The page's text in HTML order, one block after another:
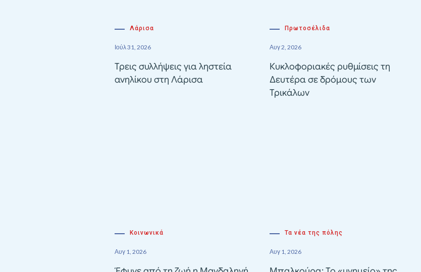
Λάρισα
Ιούλ 31, 2026
Τρεις συλλήψεις για ληστεία
ανηλίκου στη Λάρισα
Πρωτοσέλιδα
Αυγ 2, 2026
Κυκλοφοριακές ρυθμίσεις τη
Δευτέρα σε δρόμους των
Τρικάλων
Κοινωνικά
Αυγ 1, 2026
Τα νέα της πόλης
Αυγ 1, 2026